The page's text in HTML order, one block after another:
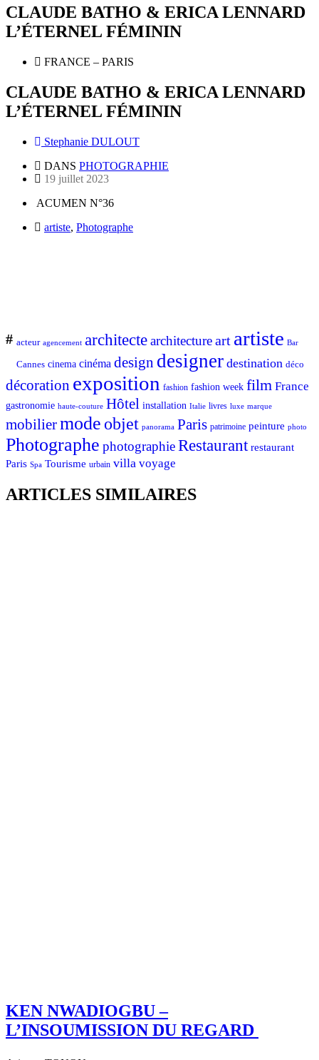
CLAUDE BATHO & ERICA LENNARD
L’ÉTERNEL FÉMININ
FRANCE – PARIS
CLAUDE BATHO & ERICA LENNARD
L’ÉTERNEL FÉMININ
Stephanie DULOUT
DANS PHOTOGRAPHIE
19 juillet 2023
ACUMEN N°36
artiste, Photographe
# acteur agencement architectearchitectureart artiste Bar
Cannes cinema cinéma design designer destination déco
décoration exposition fashion fashion week film France
gastronomie haute-couture Hôtel installation Italie livres luxe marque
mobiliermode objet panorama Paris patrimoine peinture photo
Photographe photographieRestaurant restaurant
Paris Spa Tourisme urbain villa voyage
ARTICLES SIMILAIRES
KEN NWADIOGBU –
L’INSOUMISSION DU REGARD